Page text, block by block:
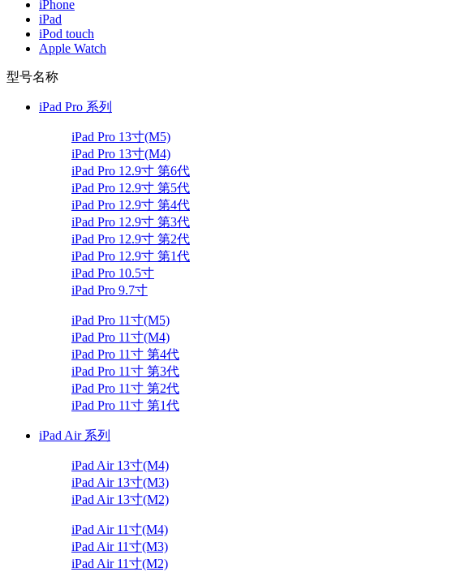
iPhone
iPad
iPod touch
Apple Watch
型号名称
iPad Pro 系列
iPad Pro 13寸(M5)
iPad Pro 13寸(M4)
iPad Pro 12.9寸 第6代
iPad Pro 12.9寸 第5代
iPad Pro 12.9寸 第4代
iPad Pro 12.9寸 第3代
iPad Pro 12.9寸 第2代
iPad Pro 12.9寸 第1代
iPad Pro 10.5寸
iPad Pro 9.7寸
iPad Pro 11寸(M5)
iPad Pro 11寸(M4)
iPad Pro 11寸 第4代
iPad Pro 11寸 第3代
iPad Pro 11寸 第2代
iPad Pro 11寸 第1代
iPad Air 系列
iPad Air 13寸(M4)
iPad Air 13寸(M3)
iPad Air 13寸(M2)
iPad Air 11寸(M4)
iPad Air 11寸(M3)
iPad Air 11寸(M2)